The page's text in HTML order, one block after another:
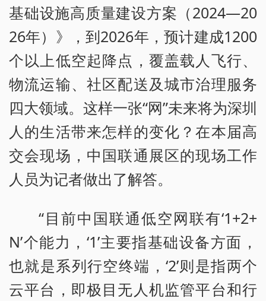
基础设施高质量建设方案（2024—20
26年）》，到2026年，预计建成1200
个以上低空起降点，覆盖载人飞行、
物流运输、社区配送及城市治理服务
四大领域。这样一张“网”未来将为深圳
人的生活带来怎样的变化？在本届高
交会现场，中国联通展区的现场工作
人员为记者做出了解答。
“目前中国联通低空网联有‘1+2+
N’个能力，‘1’主要指基础设备方面，
也就是系列行空终端，‘2’则是指两个
云平台，即极目无人机监管平台和行